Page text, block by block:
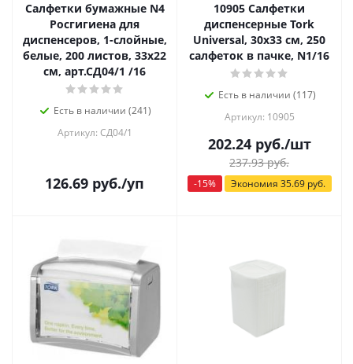
Салфетки бумажные N4
Росгигиена для
диспенсеров, 1-слойные,
белые, 200 листов, 33х22
см, арт.СД04/1 /16
Есть в наличии (241)
Артикул: СД04/1
126.69 руб./уп
10905 Салфетки
диспенсерные Tork
Universal, 30х33 см, 250
салфеток в пачке, N1/16
Есть в наличии (117)
Артикул: 10905
202.24руб./шт
237.93руб.
-15% Экономия 35.69руб.